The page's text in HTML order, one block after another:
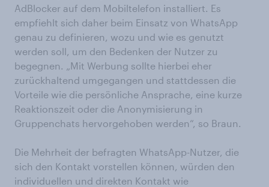
AdBlocker auf dem Mobiltelefon installiert. Es
empfiehlt sich daher beim Einsatz von WhatsApp
genau zu definieren, wozu und wie es genutzt
werden soll, um den Bedenken der Nutzer zu
begegnen. „Mit Werbung sollte hierbei eher
zurückhaltend umgegangen und stattdessen die
Vorteile wie die persönliche Ansprache, eine kurze
Reaktionszeit oder die Anonymisierung in
Gruppenchats hervorgehoben werden“, so Braun.
Die Mehrheit der befragten WhatsApp-Nutzer, die
sich den Kontakt vorstellen können, würden den
individuellen und direkten Kontakt wie